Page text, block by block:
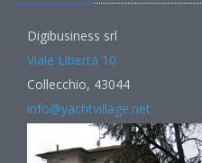
Digibusiness srl
Viale Libertà 10
Collecchio, 43044
info@yachtvillage.net